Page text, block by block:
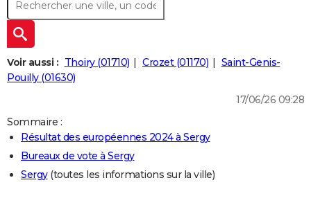
Retraite
Impôts
Epargne
Immobilier
Risques naturels par ville
Banque
Assurance
Crédit
AUTO
Essais
Réserver un essai
Citadines
Berlines
SUV
Forum auto
+
HIGH-TECH
Mobiles
Meilleur smartphone
Internet
Ordinateurs
Jeux vidéo
Guide high-tech
+
BRICOLAGE
Guides de France
Escapades
Patrimoine
Expositions
Musées
Week-end nature
LIFESTYLE
Art de vivre
Bien-être
Loisirs
Mode
Modes de vie
Voir aussi : Thoiry (01710) Crozet (01170)
Saint-Genis-
Pouilly (01630)
17/06/26 09:28
Sommaire :
Résultat des européennes 2024 à Sergy
Bureaux de vote à Sergy
Sergy(toutes les informations sur la ville)